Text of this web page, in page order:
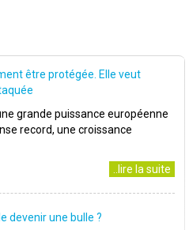
être protégée. Elle veut
grande puissance européenne
record, une croissance
..lire la suite
devenir une bulle ?